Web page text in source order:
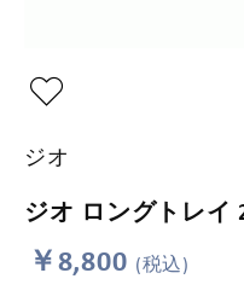
ジオ
ジオ ロングトレイ
￥8,800 (税込)